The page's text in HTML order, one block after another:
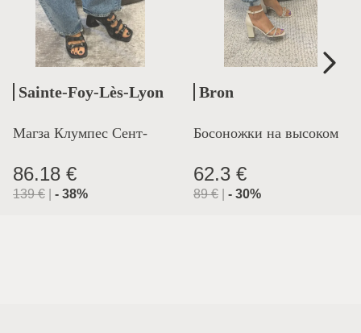
Sainte-Foy-Lès-Lyon
Магза Клумпес Сент-
Лион
86.18 €
139€ - 38%
Bron
Босоножки на высоком
каблуке
62.3 €
89€ - 30%